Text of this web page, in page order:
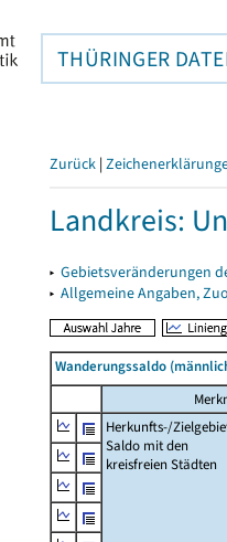
THÜRINGER
Zurück |
Landkreis:
▸ Gebietsveränderungen
▸ Allgemeine Angaben,
Wanderungssaldo
Herkunfts-/
Saldo mit den
kreisfreien Städten